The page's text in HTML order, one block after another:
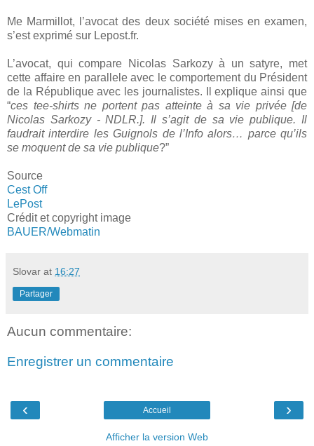
Me Marmillot, l’avocat des deux société mises en examen,
s’est exprimé sur Lepost.fr.
L’avocat, qui compare Nicolas Sarkozy à un satyre, met
cette affaire en parallele avec le comportement du Président
de la République avec les journalistes. Il explique ainsi que
“ces tee-shirts ne portent pas atteinte à sa vie privée [de
Nicolas Sarkozy - NDLR.]. Il s’agit de sa vie publique. Il
faudrait interdire les Guignols de l’Info alors… parce qu’ils
se moquent de sa vie publique?”
Source
Cest Off
LePost
Crédit et copyright image
BAUER/Webmatin
Slovar at 16:27
Partager
Aucun commentaire:
Enregistrer un commentaire
‹ ›
Accueil
Afficher la version Web